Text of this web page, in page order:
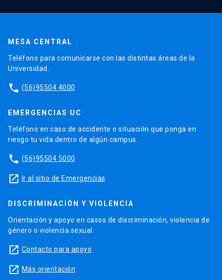
MESA CENTRAL
Teléfono para comunicarse con las distintas áreas de la
Universidad.
phone (56)95504 4000
EMERGENCIAS UC
Teléfono en caso de accidente o situación que ponga en
riesgo tu vida dentro de algún campus.
phone (56)95504 5000
launch Ir al sitio de Emergencias
DISCRIMINACIÓN Y VIOLENCIA
Orientación y apoyo en casos de discriminación, violencia de
género o violencia sexual.
launch Contacto para apoyo
launch Más orientación